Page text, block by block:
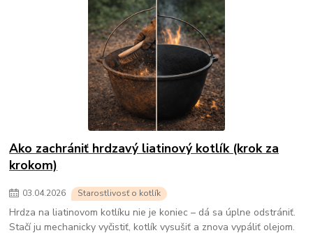
Ako zachrániť hrdzavý liatinový kotlík (krok za
krokom)
03.04.2026 Starostlivosť o kotlík
Hrdza na liatinovom kotlíku nie je koniec – dá sa úplne odstrániť.
Stačí ju mechanicky vyčistiť, kotlík vysušiť a znova vypáliť olejom.